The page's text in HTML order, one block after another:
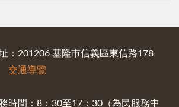
：201206 基隆市信義區東信路178
交通導覽
時間：8：30至17：30（為民服務中